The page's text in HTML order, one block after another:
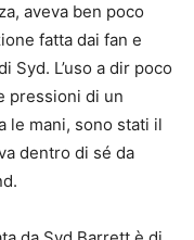
aveva ben poco
fatta dai fan e
Syd. L’uso a dir poco
pressioni di un
le mani, sono stati il
dentro di sé da